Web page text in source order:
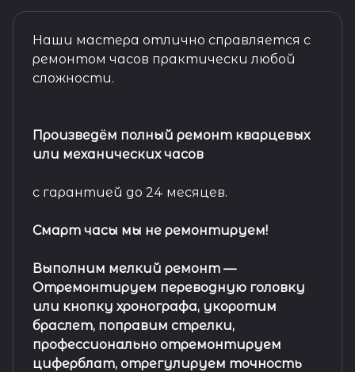
Наши мастера отлично справляется с
ремонтом часов практически любой
сложности.
Произведём полный ремонт кварцевых
или механических часов
с гарантией до 24 месяцев.
Смарт часы мы не ремонтируем!
Выполним мелкий ремонт —
Отремонтируем переводную головку
или кнопку хронографа, укоротим
браслет, поправим стрелки,
профессионально отремонтируем
циферблат, отрегулируем точность